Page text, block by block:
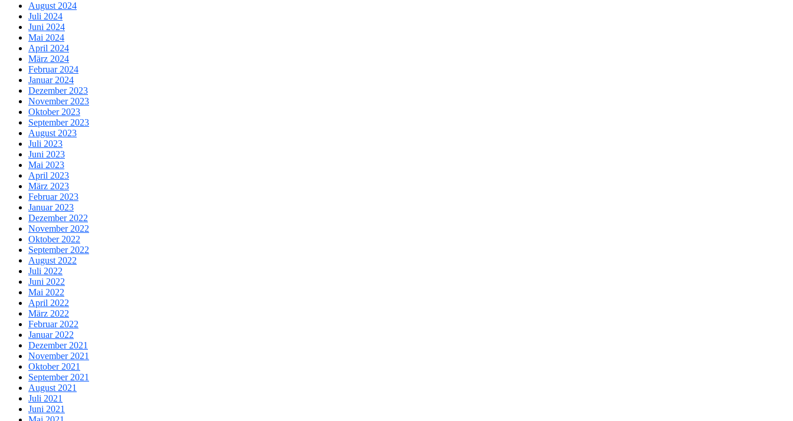
August 2024
Juli 2024
Juni 2024
Mai 2024
April 2024
März 2024
Februar 2024
Januar 2024
Dezember 2023
November 2023
Oktober 2023
September 2023
August 2023
Juli 2023
Juni 2023
Mai 2023
April 2023
März 2023
Februar 2023
Januar 2023
Dezember 2022
November 2022
Oktober 2022
September 2022
August 2022
Juli 2022
Juni 2022
Mai 2022
April 2022
März 2022
Februar 2022
Januar 2022
Dezember 2021
November 2021
Oktober 2021
September 2021
August 2021
Juli 2021
Juni 2021